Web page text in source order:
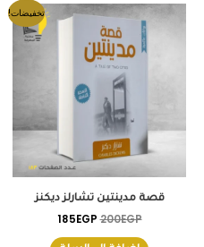
تخفيضات!
قصة مدينتين تشارلز ديكنز
200EGP
السعر
الأصلي
200EGP.
185EGP
السعر
الحالي